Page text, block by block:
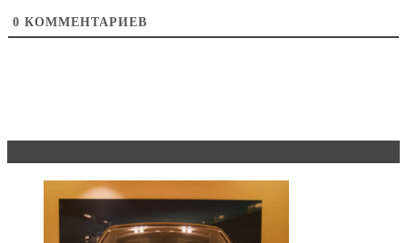
0 КОММЕНТАРИЕВ